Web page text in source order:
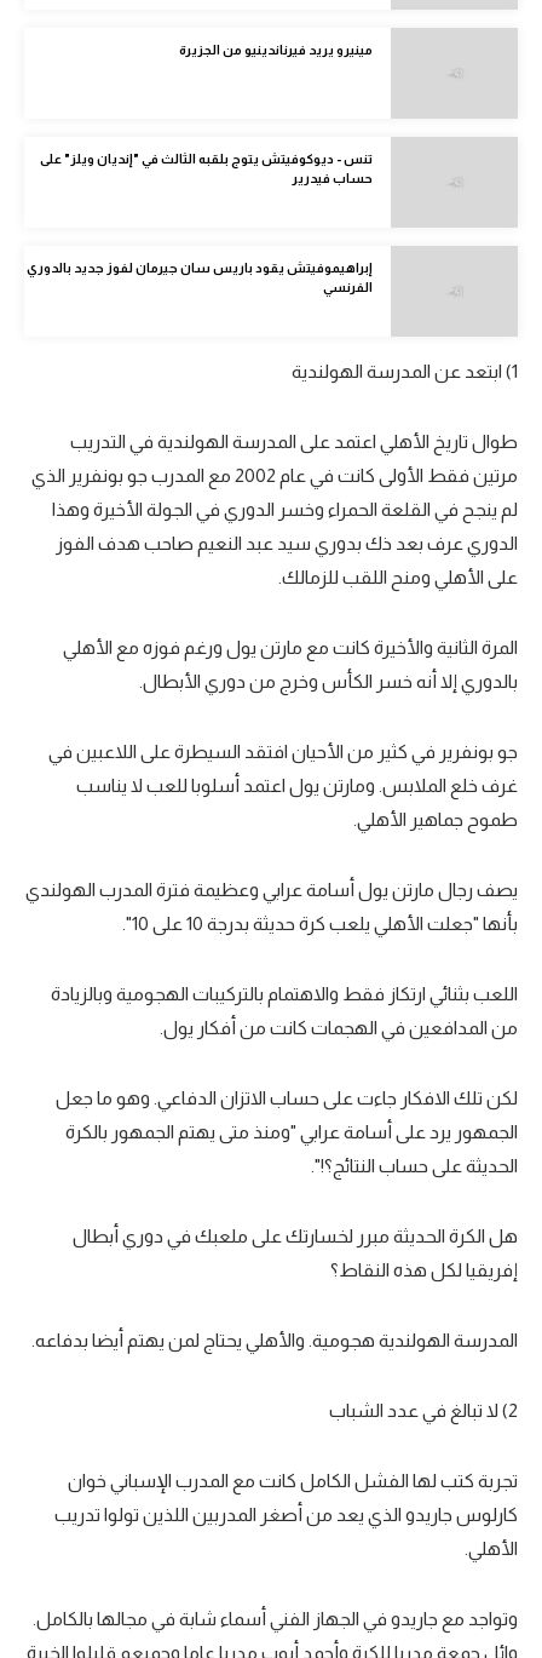
سعودي في الجول
كرة يد
الوطن العربي
في المونديال
رياضة نسائية
آسيا
ركن الألعاب
Gamers
ميركاتو
تقرير في الجول
حكايات في الجول
كويز في الجول
مينيرو يريد فيرناندينيو من الجزيرة
تنس - ديوكوفيتش يتوج بلقبه الثالث في "إنديان ويلز" على
حساب فيدرير
إبراهيموفيتش يقود باريس سان جيرمان لفوز جديد بالدوري
الفرنسي
1) ابتعد عن المدرسة الهولندية
طوال تاريخ الأهلي اعتمد على المدرسة الهولندية في التدريب
مرتين فقط الأولى كانت في عام 2002 مع المدرب جو بونفرير الذي
لم ينجح في القلعة الحمراء وخسر الدوري في الجولة الأخيرة وهذا
الدوري عرف بعد ذك بدوري سيد عبد النعيم صاحب هدف الفوز
على الأهلي ومنح اللقب للزمالك.
المرة الثانية والأخيرة كانت مع مارتن يول ورغم فوزه مع الأهلي
بالدوري إلا أنه خسر الكأس وخرج من دوري الأبطال.
جو بونفرير في كثير من الأحيان افتقد السيطرة على اللاعبين في
غرف خلع الملابس. ومارتن يول اعتمد أسلوبا للعب لا يناسب
طموح جماهير الأهلي.
يصف رجال مارتن يول أسامة عرابي وعظيمة فترة المدرب الهولندي
بأنها "جعلت الأهلي يلعب كرة حديثة بدرجة 10 على 10".
اللعب بثنائي ارتكاز فقط والاهتمام بالتركيبات الهجومية وبالزيادة
من المدافعين في الهجمات كانت من أفكار يول.
لكن تلك الافكار جاءت على حساب الاتزان الدفاعي. وهو ما جعل
الجمهور يرد على أسامة عرابي "ومنذ متى يهتم الجمهور بالكرة
الحديثة على حساب النتائج؟!".
هل الكرة الحديثة مبرر لخسارتك على ملعبك في دوري أبطال
إفريقيا لكل هذه النقاط؟
المدرسة الهولندية هجومية. والأهلي يحتاج لمن يهتم أيضا بدفاعه.
2) لا تبالغ في عدد الشباب
تجربة كتب لها الفشل الكامل كانت مع المدرب الإسباني خوان
كارلوس جاريدو الذي يعد من أصغر المدربين اللذين تولوا تدريب
الأهلي.
وتواجد مع جاريدو في الجهاز الفني أسماء شابة في مجالها بالكامل.
وائل جمعة مدريا للكرة وأحمد أيوب مدربا عاما وجميعم قليلوا الخبرة